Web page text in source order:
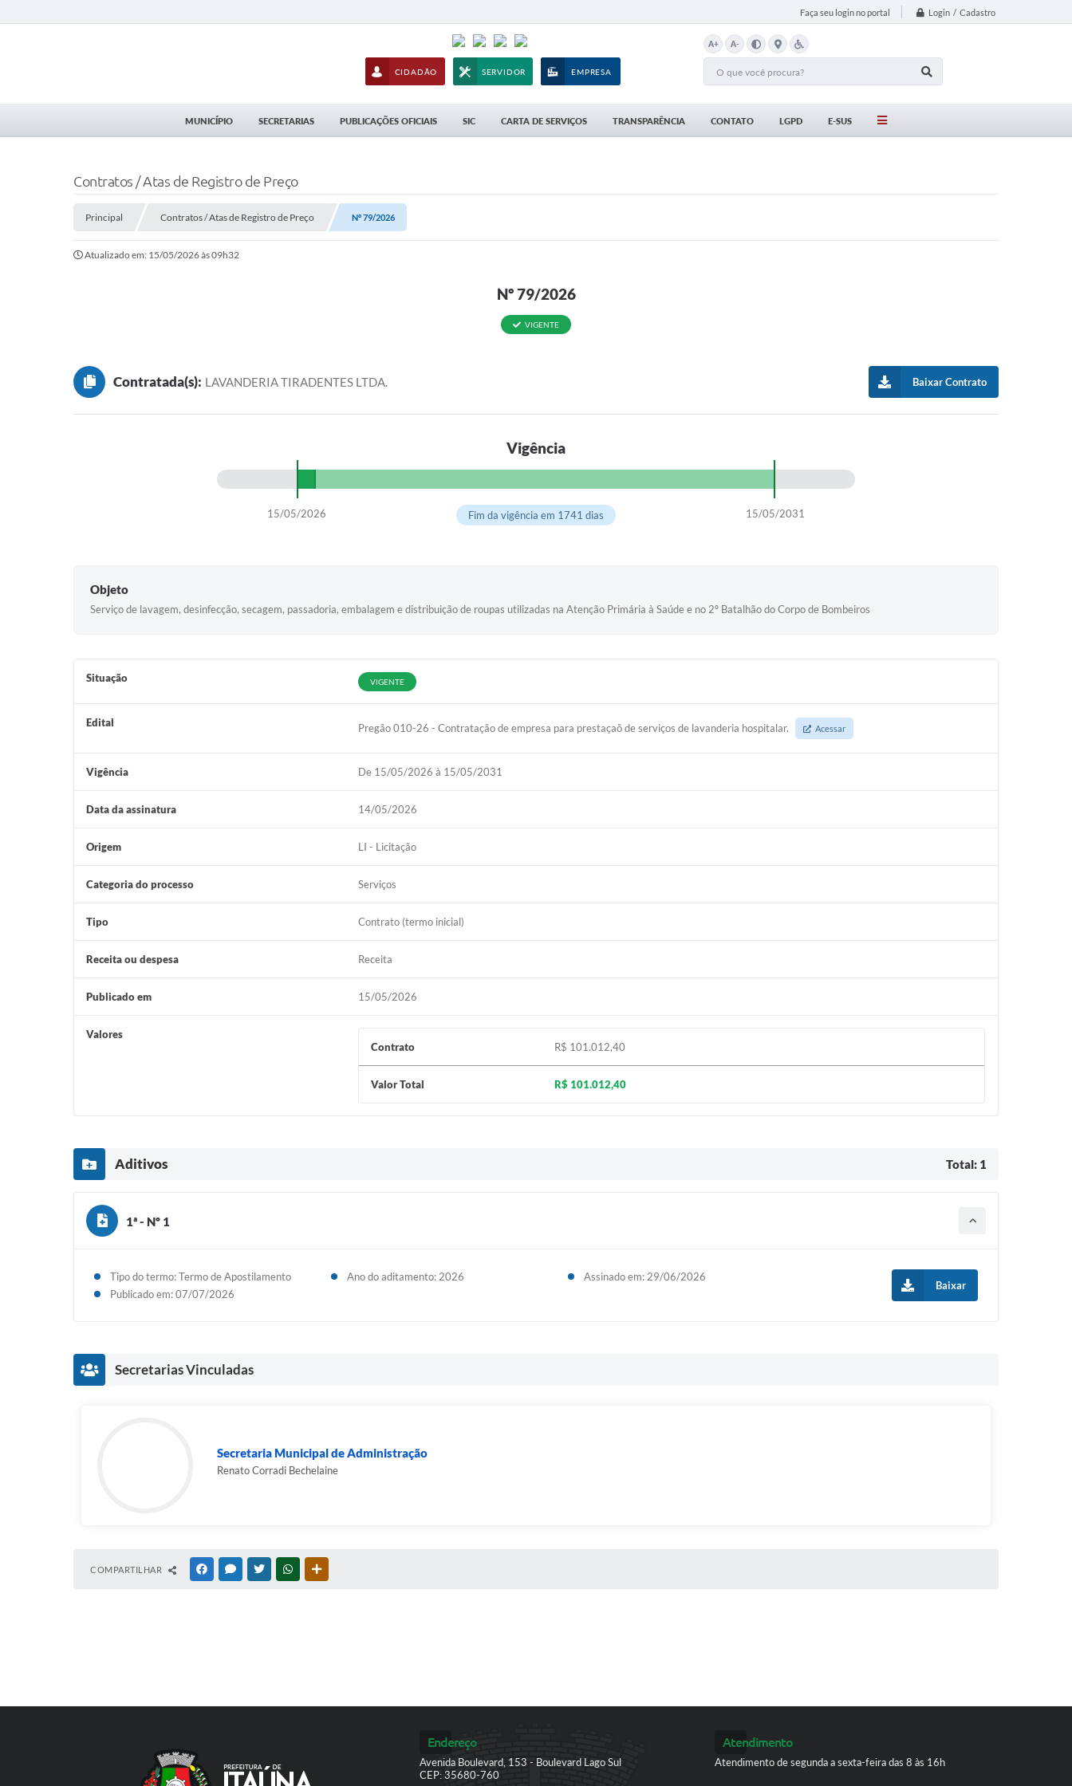
Faça seu login no portal Login / Cadastro
CIDADÃO SERVIDOR EMPRESA
A+ A-
MUNICÍPIO SECRETARIAS PUBLICAÇÕES OFICIAIS SIC CARTA DE SERVIÇOS TRANSPARÊNCIA CONTATO LGPD E-SUS
Contratos / Atas de Registro de Preço
Principal Contratos / Atas de Registro de Preço Nº 79/2026
Atualizado em: 15/05/2026 às 09h32
Nº 79/2026
VIGENTE
Contratada(s): LAVANDERIA TIRADENTES LTDA. Baixar Contrato
Vigência
15/05/2026 15/05/2031
Fim da vigência em 1741 dias
Objeto
Serviço de lavagem, desinfecção, secagem, passadoria, embalagem e distribuição de roupas utilizadas na Atenção Primária à Saúde e no 2º Batalhão do Corpo de Bombeiros
Situação VIGENTE
Edital Pregão 010-26 - Contratação de empresa para prestaçaõ de serviços de lavanderia hospitalar. Acessar
Vigência De 15/05/2026 à 15/05/2031
Data da assinatura 14/05/2026
Origem LI - Licitação
Categoria do processo Serviços
Tipo Contrato (termo inicial)
Receita ou despesa Receita
Publicado em 15/05/2026
Valores
Contrato
R$ 101.012,40
Valor Total R$ 101.012,40
Aditivos Total: 1
1ª - Nº 1
Tipo do termo: Termo de Apostilamento Ano do aditamento: 2026
Assinado em: 29/06/2026
Publicado em: 07/07/2026
Baixar
Secretarias Vinculadas
Secretaria Municipal de Administração
Renato Corradi Bechelaine
COMPARTILHAR FACEBOOKMESSENGER
TWITTERWHATSAPP
Endereço
Avenida Boulevard, 153 - Boulevard Lago Sul
CEP: 35680-760
Atendimento
Atendimento de segunda a sexta-feira das 8 às 16h